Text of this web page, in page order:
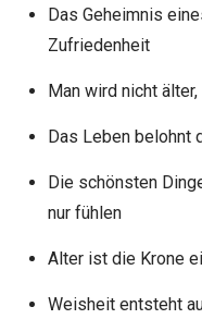
Das Geheimnis
Zufriedenheit
Man wird nicht
Das Leben belohnt
Die schönsten
nur fühlen
Alter ist die Krone
Weisheit entsteht